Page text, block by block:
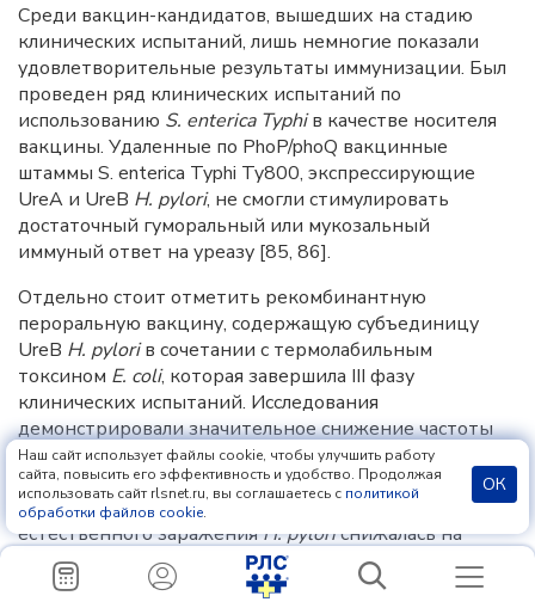
Среди вакцин-кандидатов, вышедших на стадию
клинических испытаний, лишь немногие показали
удовлетворительные результаты иммунизации. Был
проведен ряд клинических испытаний по
использованию S. enterica Typhiв качестве носителя
вакцины. Удаленные по PhoP/phoQ вакцинные
штаммы S. enterica Typhi Ty800, экспрессирующие
UreA и UreB H. pylori, не смогли стимулировать
достаточный гуморальный или мукозальный
иммуный ответ на уреазу [85, 86].
Отдельно стоит отметить рекомбинантную
пероральную вакцину, содержащую субъединицу
UreB H. pyloriв сочетании с термолабильным
токсином E. coli, которая завершила III фазу
клинических испытаний. Исследования
демонстрировали значительное снижение частоты
инфицирования у детей при применении вакцины и
приемлемый профиль безопасность. Несмотря на то
что через год после вакцинации частота
естественного зараженияH. pyloriснижалась на
71,8% (95% ДИ: 48,2%-85,6%) [87], через 2 года
уровень защиты уменьшался до 55%. К сожалению,
Наш сайт использует файлы cookie, чтобы улучшить работу
сайта, повысить его эффективность и удобство. Продолжая
использовать сайт rlsnet.ru, вы соглашаетесь с политикой
обработки файлов cookie.
ОК